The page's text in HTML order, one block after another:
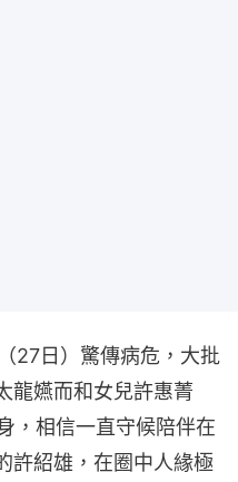
27日）驚傳病危，大批
龍嬿而和女兒許惠菁
，相信一直守候陪伴在
許紹雄，在圈中人緣極